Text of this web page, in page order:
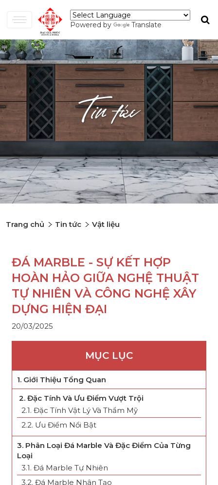
Powered by Translate
Tin tức
Trang chủ Tin tức Vật liệu
ĐÁ MARBLE - SỰ KẾT HỢP
HOÀN HẢO GIỮA NGHỆ THUẬT
TỰ NHIÊN VÀ CÔNG NGHỆ XÂY
DỰNG HIỆN ĐẠI
20/03/2025
MỤC LỤC
1. Giới Thiệu Tổng Quan
2. Đặc Tính Và Ưu Điểm Vượt Trội
2.1. Đặc Tính Vật Lý Và Thẩm Mỹ
2.2. Ưu Điểm Nổi Bật
3. Phân Loại Đá Marble Và Đặc Điểm Của Từng
Loại
3.1. Đá Marble Tự Nhiên
3.2. Đá Marble Nhân Tạo